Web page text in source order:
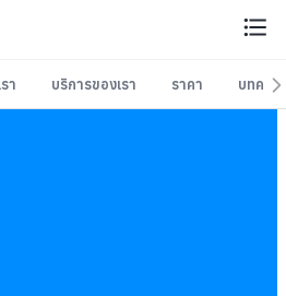
า บริการของเรา ราคา บทควา